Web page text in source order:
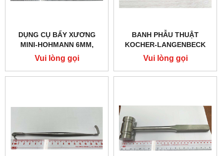
DỤNG CỤ BẨY XƯƠNG
MINI-HOHMANN 6MM,
16CM HILBRO 28.0684.06
Vui lòng gọi
BANH PHẪU THUẬT
KOCHER-LANGENBECK
40*11MM, 21.5CM HILBRO
18.0344.05
Vui lòng gọi